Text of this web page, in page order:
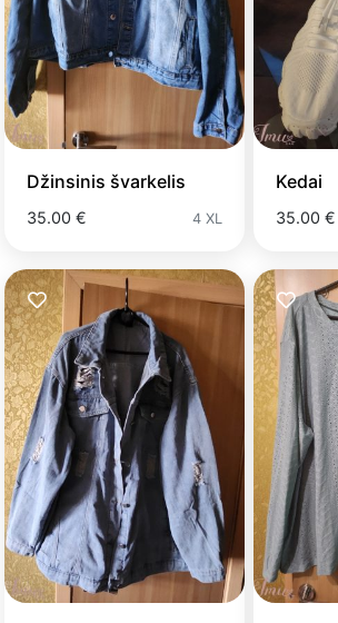
Džinsinis švarkelis
35.00 € 4 XL
Kedai
35.00 €